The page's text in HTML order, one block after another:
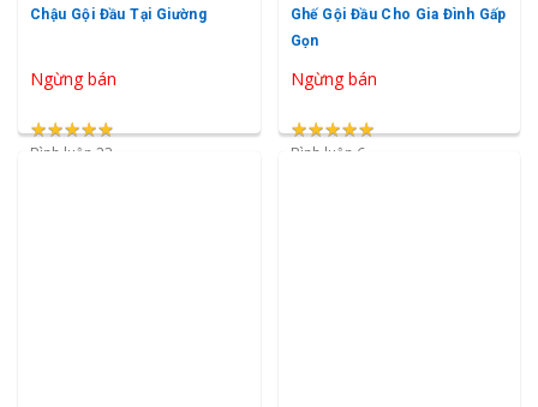
Chậu Gội Đầu Tại Giường
Ngừng bán
★★★★★
★★★★★
Bình luận 23
Ghế Gội Đầu Cho Gia Đình Gấp
Gọn
Ngừng bán
★★★★★
★★★★★
Bình luận 6